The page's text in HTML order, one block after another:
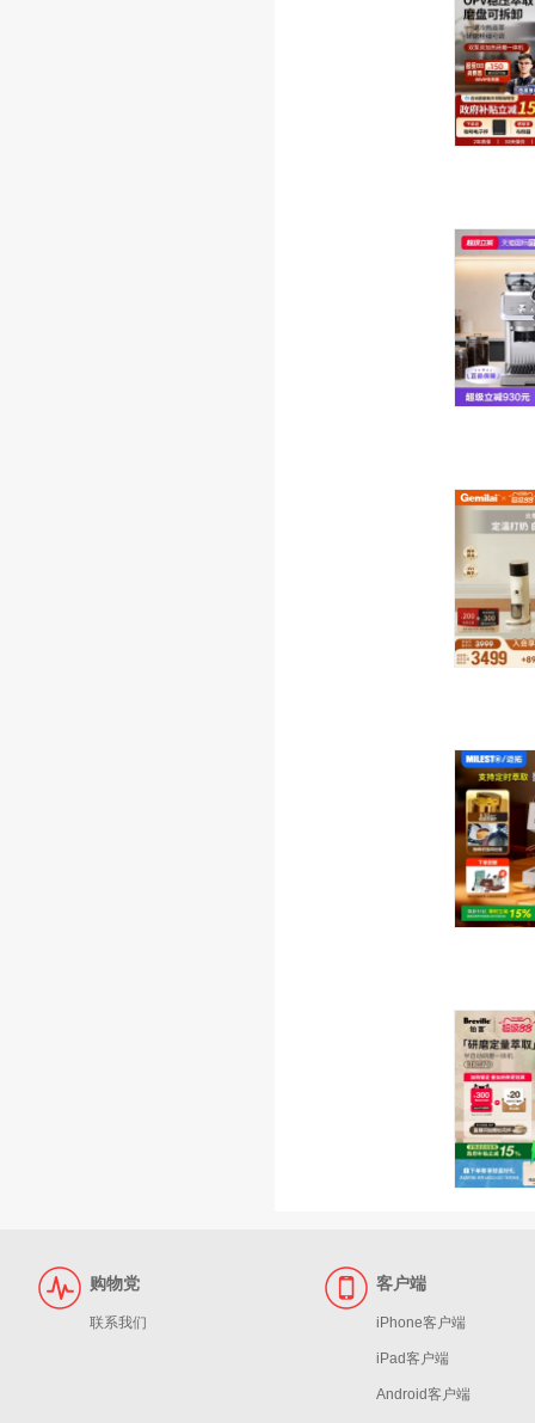
购物党
联系我们
客户端
iPhone客户端
iPad客户端
Android客户端